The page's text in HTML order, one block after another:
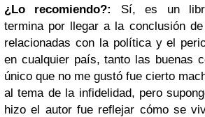
¿Lo recomiendo?:
Sí, es un
termina por llegar a la conclusión
relacionadas con la política y el
en cualquier país, tanto las buenas
único que no me gustó fue cierto
al tema de la infidelidad, pero
hizo el autor fue reflejar cómo se